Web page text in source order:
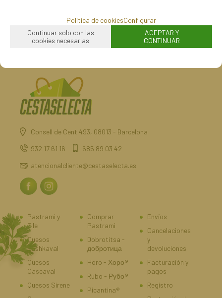
FECHA DE LANZAMIENTO
Miércoles, 5 Mayo 2021
Consell de Cent 493, 08013 - Barcelona
932 17 61 16
685 89 03 42
atencionalcliente@cestaselecta.es
Pastrami y
File
Quesos
Kashkaval
Quesos
Cascaval
Quesos Sirene
Comprar
Pastrami
Dobrotitsa -
добротица
Horo - Хоро®
Rubo - Рубо®
Picantina®
Envíos
Cancelaciones
y
devoluciones
Facturación y
pagos
Registro
Política de cookiesConfigurar
Continuar solo con las
cookies necesarias
ACEPTAR Y
CONTINUAR